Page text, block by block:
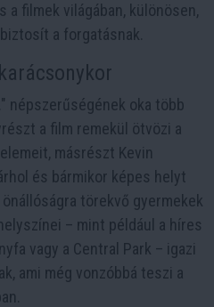
a filmek világában, különösen,
a forgatásnak.
népszerűségének oka több
a film remekül ötvözi a
másrészt Kevin
és bármikor képes helyt
törekvő gyermekek
– mint például a híres
vagy a Central Park – igazi
ami még vonzóbbá teszi a